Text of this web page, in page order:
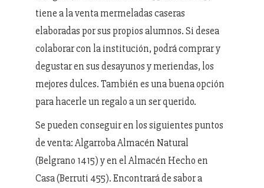
tiene a la venta mermeladas caseras
elaboradas por sus propios alumnos. Si desea
colaborar con la institución, podrá comprar y
degustar en sus desayunos y meriendas, los
mejores dulces. También es una buena opción
para hacerle un regalo a un ser querido.
Se pueden conseguir en los siguientes puntos
de venta: Algarroba Almacén Natural
(Belgrano 1415) y en el Almacén Hecho en
Casa (Berruti 455). Encontrará de sabor a